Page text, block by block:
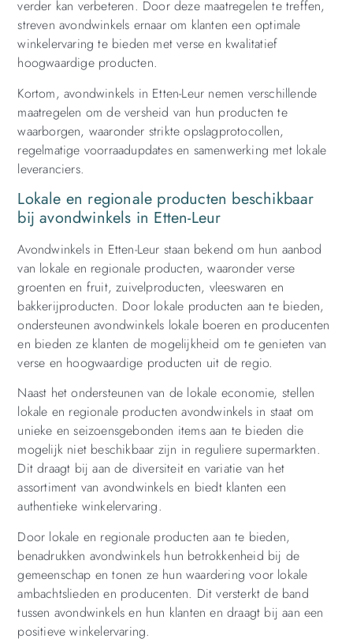
verder kan verbeteren. Door deze maatregelen te treffen,
streven avondwinkels ernaar om klanten een optimale
winkelervaring te bieden met verse en kwalitatief
hoogwaardige producten.
Kortom, avondwinkels in Etten-Leur nemen verschillende
maatregelen om de versheid van hun producten te
waarborgen, waaronder strikte opslagprotocollen,
regelmatige voorraadupdates en samenwerking met lokale
leveranciers.
Lokale en regionale producten beschikbaar
bij avondwinkels in Etten-Leur
Avondwinkels in Etten-Leur staan ​​bekend om hun aanbod
van lokale en regionale producten, waaronder verse
groenten en fruit, zuivelproducten, vleeswaren en
bakkerijproducten. Door lokale producten aan te bieden,
ondersteunen avondwinkels lokale boeren en producenten
en bieden ze klanten de mogelijkheid om te genieten van
verse en hoogwaardige producten uit de regio.
Naast het ondersteunen van de lokale economie, stellen
lokale en regionale producten avondwinkels in staat om
unieke en seizoensgebonden items aan te bieden die
mogelijk niet beschikbaar zijn in reguliere supermarkten.
Dit draagt ​​bij aan de diversiteit en variatie van het
assortiment van avondwinkels en biedt klanten een
authentieke winkelervaring.
Door lokale en regionale producten aan te bieden,
benadrukken avondwinkels hun betrokkenheid bij de
gemeenschap en tonen ze hun waardering voor lokale
ambachtslieden en producenten. Dit versterkt de band
tussen avondwinkels en hun klanten en draagt ​​bij aan een
positieve winkelervaring.